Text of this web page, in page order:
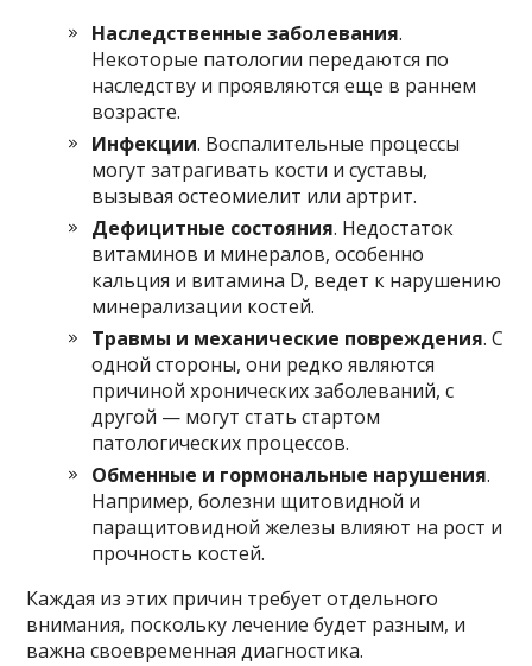
Наследственные заболевания.
Некоторые патологии передаются по
наследству и проявляются еще в раннем
возрасте.
Инфекции. Воспалительные процессы
могут затрагивать кости и суставы,
вызывая остеомиелит или артрит.
Дефицитные состояния. Недостаток
витаминов и минералов, особенно
кальция и витамина D, ведет к нарушению
минерализации костей.
Травмы и механические повреждения. С
одной стороны, они редко являются
причиной хронических заболеваний, с
другой — могут стать стартом
патологических процессов.
Обменные и гормональные нарушения.
Например, болезни щитовидной и
паращитовидной железы влияют на рост и
прочность костей.
Каждая из этих причин требует отдельного
внимания, поскольку лечение будет разным, и
важна своевременная диагностика.